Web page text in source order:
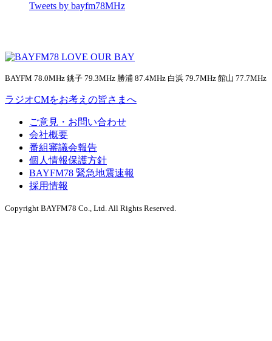
Tweets by bayfm78MHz
BAYFM 78.0MHz 銚子 79.3MHz 勝浦 87.4MHz 白浜 79.7MHz 館山 77.7MHz
ラジオCMをお考えの皆さまへ
ご意見・お問い合わせ
会社概要
番組審議会報告
個人情報保護方針
BAYFM78 緊急地震速報
採用情報
Copyright BAYFM78 Co., Ltd. All Rights Reserved.